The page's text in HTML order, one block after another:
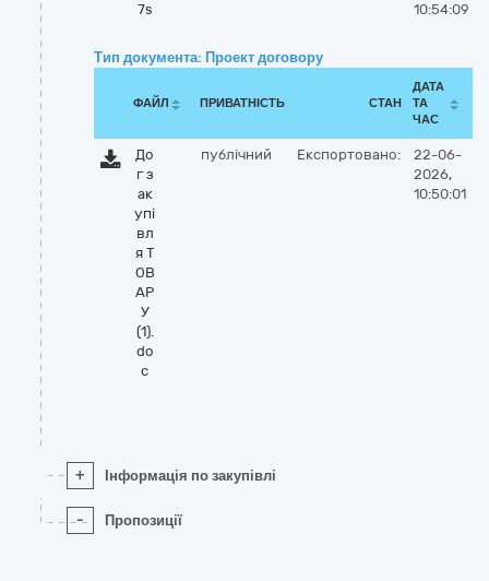
7s 10:54:09
Тип документа: Проект договору
ФАЙЛ ПРИВАТНІСТЬ СТАН
ДАТА
ТА
ЧАС
До
г з
ак
упі
вл
я Т
ОВ
АР
У
(1).
do
c
публічний Експортовано:
22-06-
2026,
10:50:01
+ Інформація по закупівлі
- Пропозиції